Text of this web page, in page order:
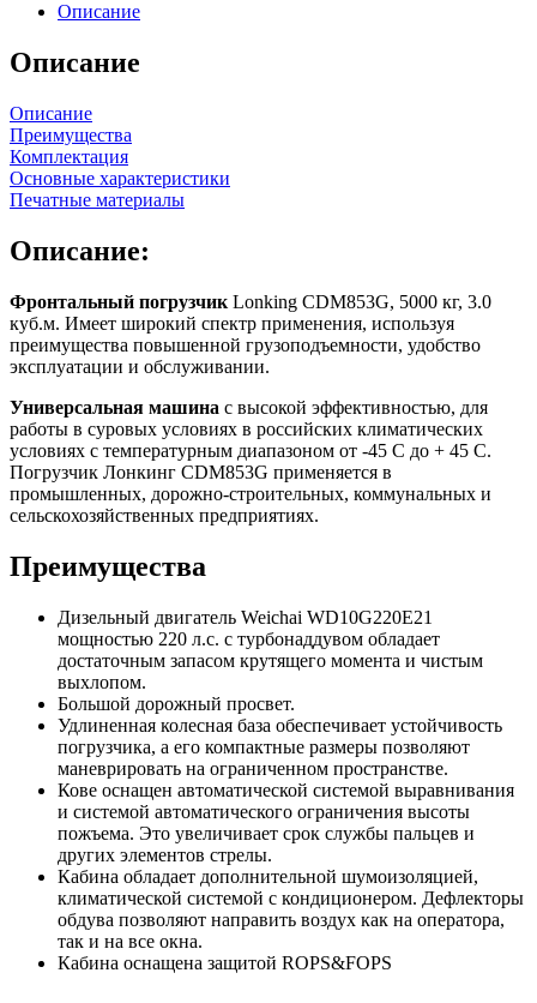
Описание
Описание
Описание
Преимущества
Комплектация
Основные характеристики
Печатные материалы
Описание:
Фронтальный погрузчик Lonking CDM853G, 5000 кг, 3.0
куб.м. Имеет широкий спектр применения, используя
преимущества повышенной грузоподъемности, удобство
эксплуатации и обслуживании.
Универсальная машина с высокой эффективностью, для
работы в суровых условиях в российских климатических
условиях с температурным диапазоном от -45 С до + 45 С.
Погрузчик Лонкинг CDM853G применяется в
промышленных, дорожно-строительных, коммунальных и
сельскохозяйственных предприятиях.
Преимущества
Дизельный двигатель Weichai WD10G220E21
мощностью 220 л.с. с турбонаддувом обладает
достаточным запасом крутящего момента и чистым
выхлопом.
Большой дорожный просвет.
Удлиненная колесная база обеспечивает устойчивость
погрузчика, а его компактные размеры позволяют
маневрировать на ограниченном пространстве.
Кове оснащен автоматической системой выравнивания
и системой автоматического ограничения высоты
пожъема. Это увеличивает срок службы пальцев и
других элементов стрелы.
Кабина обладает дополнительной шумоизоляцией,
климатической системой с кондиционером. Дефлекторы
обдува позволяют направить воздух как на оператора,
так и на все окна.
Кабина оснащена защитой ROPS&FOPS